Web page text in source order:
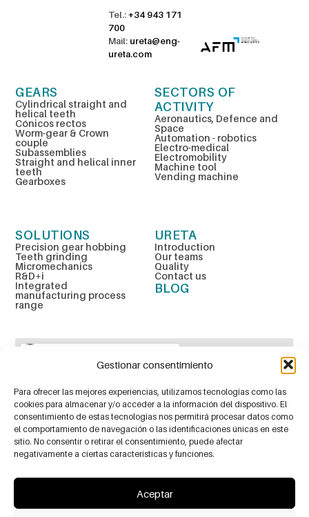
Gestionar consentimiento
Para ofrecer las mejores experiencias, utilizamos tecnologías como las
cookies para almacenar y/o acceder a la información del dispositivo. El
consentimiento de estas tecnologías nos permitirá procesar datos como
el comportamiento de navegación o las identificaciones únicas en este
sitio. No consentir o retirar el consentimiento, puede afectar
negativamente a ciertas características y funciones.
Aceptar
Tel.:+34 943 171
700
Mail: ureta@eng-
ureta.com
GEARS
Cylindrical straight and
helical teeth
Cónicos rectos
Worm-gear & Crown
couple
Subassemblies
Straight and helical inner
teeth
Gearboxes
SECTORS OF
ACTIVITY
Aeronautics, Defence and
Space
Automation - robotics
Electro-medical
Electromobility
Machine tool
Vending machine
SOLUTIONS
Precision gear hobbing
Teeth grinding
Micromechanics
R&D+i
Integrated
manufacturing process
range
URETA
Introduction
Our teams
Quality
Contact us
BLOG